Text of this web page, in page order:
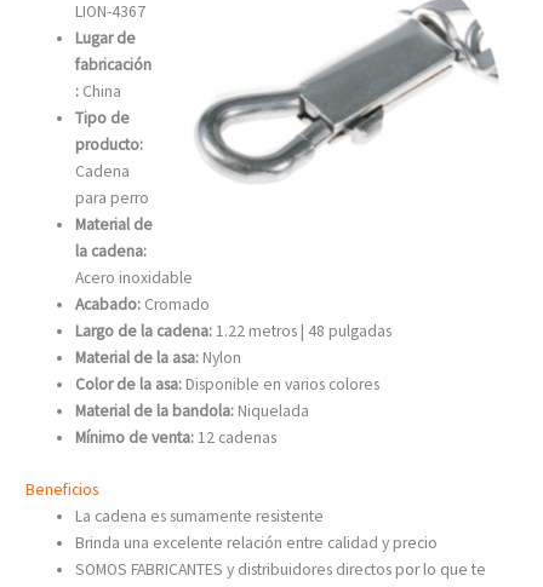
LION-4367
Lugar de
fabricación
: China
Tipo de
producto:
Cadena
para perro
Material de
la cadena:
Acero inoxidable
Acabado: Cromado
Largo de la cadena: 1.22 metros | 48 pulgadas
Material de la asa: Nylon
Color de la asa: Disponible en varios colores
Material de la bandola: Niquelada
Mínimo de venta: 12 cadenas
Beneficios
La cadena es sumamente resistente
Brinda una excelente relación entre calidad y precio
SOMOS FABRICANTES y distribuidores directos por lo que te